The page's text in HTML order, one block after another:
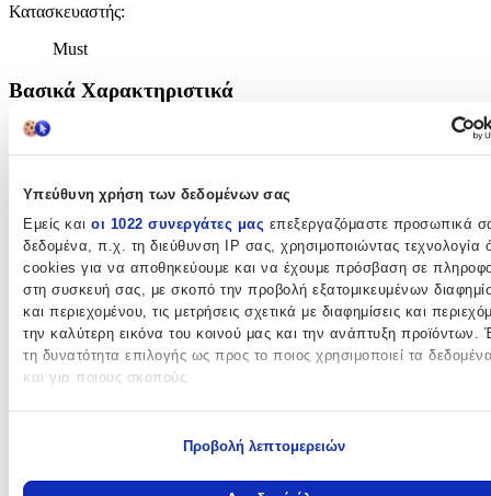
Υπεύθυνη χρήση των δεδομένων σας
Εμείς και οι 1022 συνεργάτες μας επεξεργαζόμαστε προσωπικά
δεδομένα, π.χ. τη διεύθυνση IP σας, χρησιμοποιώντας τεχνολογία
cookies για να αποθηκεύουμε και να έχουμε πρόσβαση σε
στη συσκευή σας, με σκοπό την προβολή εξατομικευμένων
και περιεχομένου, τις μετρήσεις σχετικά με διαφημίσεις και
την καλύτερη εικόνα του κοινού μας και την ανάπτυξη προϊόντων.
τη δυνατότητα επιλογής ως προς το ποιος χρησιμοποιεί τα
και για ποιους σκοπούς.
Να συλλέξουμε πληροφορίες σχετικά με τη γεωγραφική σας
Προβολή λεπτομερειών
Κατασκευαστής:
Must
Βασικά Χαρακτηριστικά
Χρώμα
Δημοτικού
Διαστάσεις
Μήκος: